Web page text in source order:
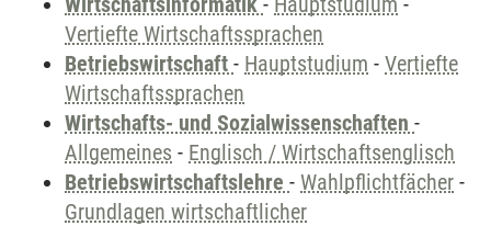
Vertiefte Wirtschaftssprachen
Betriebswirtschaft - Hauptstudium - Vertiefte
Wirtschaftssprachen
Wirtschafts- und Sozialwissenschaften -
Allgemeines - Englisch / Wirtschaftsenglisch
Betriebswirtschaftslehre - Wahlpflichtfächer -
Grundlagen wirtschaftlicher